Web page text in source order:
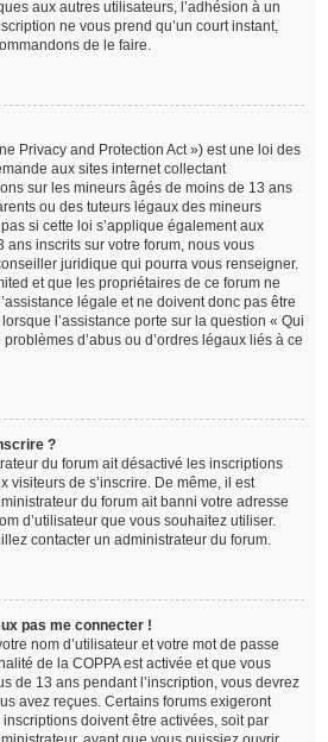
aux autres utilisateurs, l’adhésion à un
ne vous prend qu’un court instant,
de le faire.
Privacy and Protection Act ») est une loi des
aux sites internet collectant
sur les mineurs âgés de moins de 13 ans
ou des tuteurs légaux des mineurs
si cette loi s’applique également aux
ans inscrits sur votre forum, nous vous
juridique qui pourra vous renseigner.
et que les propriétaires de ce forum ne
légale et ne doivent donc pas être
l’assistance porte sur la question « Qui
d’abus ou d’ordres légaux liés à ce
?
du forum ait désactivé les inscriptions
visiteurs de s’inscrire. De même, il est
du forum ait banni votre adresse
d’utilisateur que vous souhaitez utiliser.
contacter un administrateur du forum.
pas me connecter !
nom d’utilisateur et votre mot de passe
de la COPPA est activée et que vous
de 13 ans pendant l’inscription, vous devrez
avez reçues. Certains forums exigeront
doivent être activées, soit par